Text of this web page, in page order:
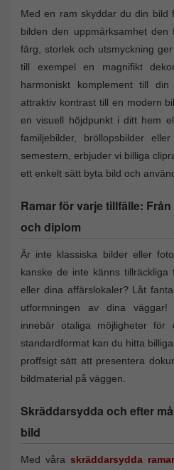
Med en ram skyddar du din bild
bilden den uppmärksamhet den
färg, storlek och utsmyckning
till exempel en magnifikt
harmoniskt komplement till
attraktiv kontrast till en modern
en visuell höjdpunkt i ditt hem
familjebilder, bröllopsbilder
semestern, erbjuder vi billiga
ett enkelt sätt byta bild och
Ramar för varje tillfälle:
och diplom
Är inte klassiska bilder eller
kanske de inte känns
eller dina affärslokaler? Låt
utformningen av dina
innebär otaliga möjligheter
standardformat kan du hitta
proffsigt sätt att presentera
bildmaterial på väggen.
Skräddarsydda och efter
bild
Med våra skräddarsydda ramar